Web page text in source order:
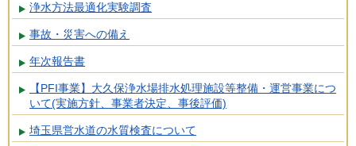
浄水方法最適化実験調査
事故・災害への備え
年次報告書
【PFI事業】大久保浄水場排水処理施設等整備・運営事業につ
いて(実施方針、事業者決定、事後評価)
埼玉県営水道の水質検査について